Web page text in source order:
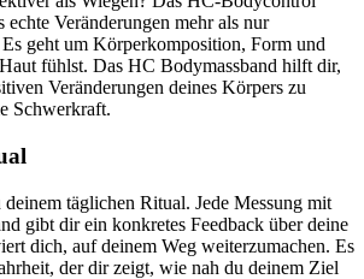
echte Veränderungen mehr als nur
geht um Körperkomposition, Form und
fühlst. Das HC Bodymassband hilft dir,
Veränderungen deines Körpers zu
Schwerkraft.
deinem täglichen Ritual. Jede Messung mit
gibt dir ein konkretes Feedback über deine
dich, auf deinem Weg weiterzumachen. Es
der dir zeigt, wie nah du deinem Ziel